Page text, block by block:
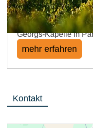
Die Lage wurde um
Pfaffen Wingarte zu
erwähnt. Es handelt
Georgs-Kapelle in
mehr erfahren
Kontakt